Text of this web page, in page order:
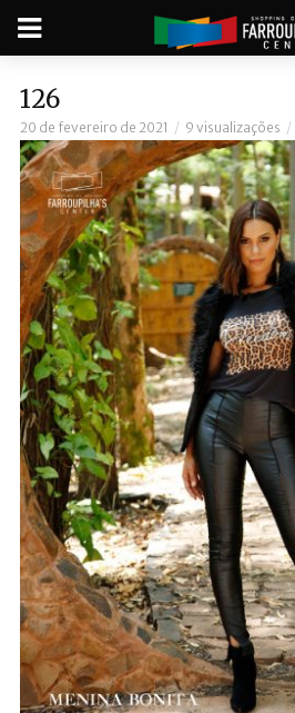
126
20 de fevereiro de 2021 9 visualizações